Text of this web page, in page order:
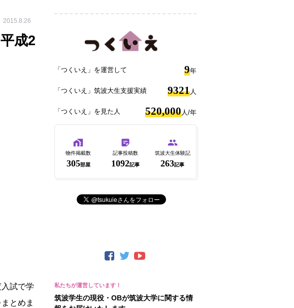
2015.8.26
成2
試で学
とめま
「つくいえ」を運営して 9年
「つくいえ」筑波大生支援実績 9321 人
「つくいえ」を見た人 520,000 人/年
物件掲載数
305部屋
記事投稿数
1092記事
筑波大生体験記
263記事
筑波学生の現役・OBが筑波大学に関する情